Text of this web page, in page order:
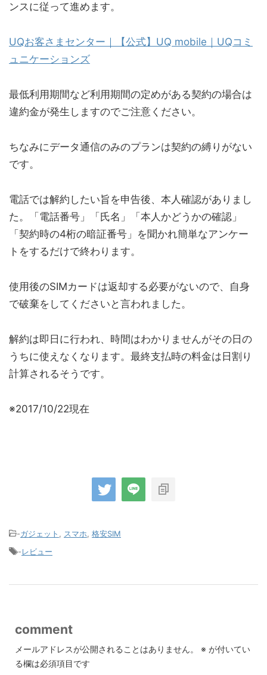
ンスに従って進めます。
UQお客さまセンター｜【公式】UQ mobile｜UQコミ
ュニケーションズ
最低利用期間など利用期間の定めがある契約の場合は
違約金が発生しますのでご注意ください。
ちなみにデータ通信のみのプランは契約の縛りがない
です。
電話では解約したい旨を申告後、本人確認がありまし
た。「電話番号」「氏名」「本人かどうかの確認」
「契約時の4桁の暗証番号」を聞かれ簡単なアンケー
トをするだけで終わります。
使用後のSIMカードは返却する必要がないので、自身
で破棄をしてくださいと言われました。
解約は即日に行われ、時間はわかりませんがその日の
うちに使えなくなります。最終支払時の料金は日割り
計算されるそうです。
※2017/10/22現在
-ガジェット スマホ 格安SIM
-レビュー
comment
メールアドレスが公開されることはありません。 ※ が付いてい
る欄は必須項目です